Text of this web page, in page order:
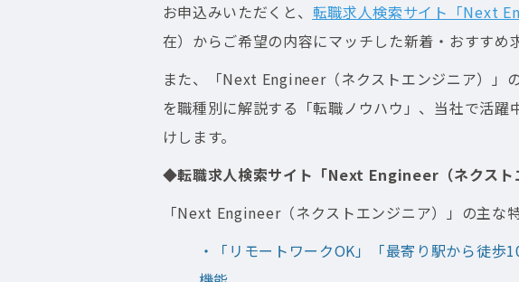
お申込みいただくと、 転職求人検索サイト「Next
在）からご希望の内容にマッチした新着・おすすめ
また、「Next Engineer（ネクストエンジニア）」
を職種別に解説する「転職ノウハウ」、当社で活
けします。
◆転職求人検索サイト「Next Engineer（ネクスト
「Next Engineer（ネクストエンジニア）」の主な
・「リモートワークOK」「最寄り駅から徒歩